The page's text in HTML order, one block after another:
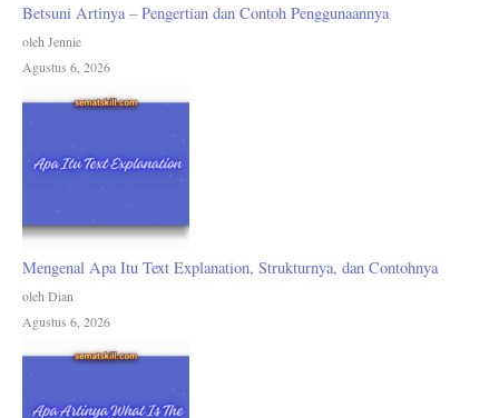
Betsuni Artinya – Pengertian dan Contoh Penggunaannya
oleh Jennie
Agustus 6, 2026
Mengenal Apa Itu Text Explanation, Strukturnya, dan Contohnya
oleh Dian
Agustus 6, 2026